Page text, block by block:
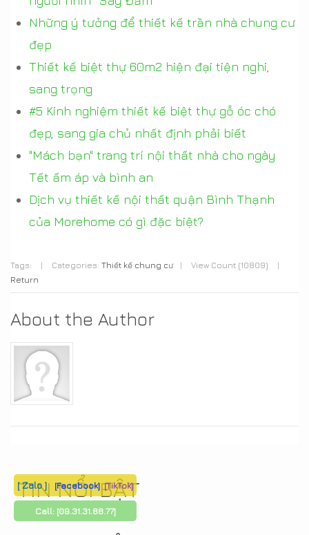
Những ý tưởng để thiết kế trần nhà chung cư
đẹp
Thiết kế biệt thự 60m2 hiện đại tiện nghi,
sang trọng
#5 Kinh nghiệm thiết kế biệt thự gỗ óc chó
đẹp, sang gia chủ nhất định phải biết
"Mách bạn" trang trí nội thất nhà cho ngày
Tết ấm áp và bình an
Dịch vụ thiết kế nội thất quận Bình Thạnh
của Morehome có gì đặc biệt?
Tags: | Categories: Thiết kế chung cư | View Count (10809)
|
Return
About the Author
TIN NỔI BẬT
[ Zalo ] [Facebook] [TikTok]
Call: [09.31.31.88.77]